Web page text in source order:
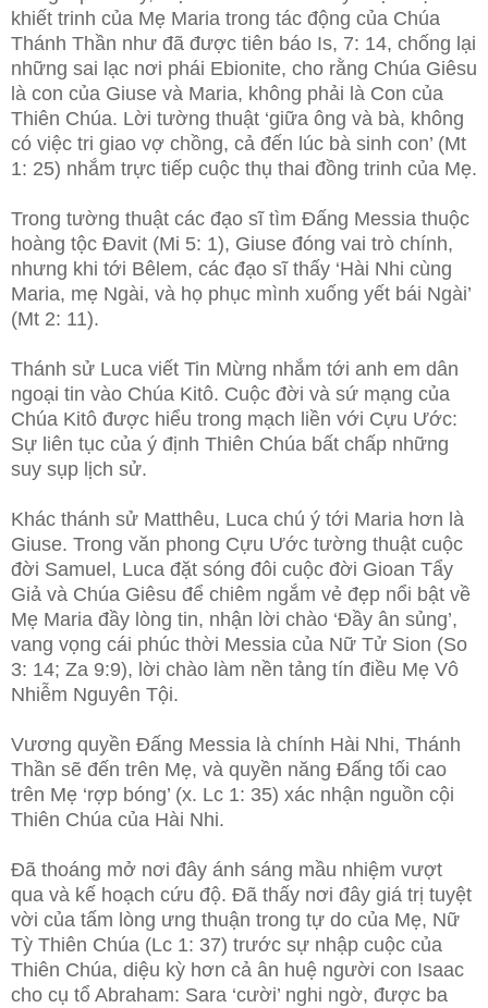
khiết trinh của Mẹ Maria trong tác động của Chúa
Thánh Thần như đã được tiên báo Is, 7: 14, chống lại
những sai lạc nơi phái Ebionite, cho rằng Chúa Giêsu
là con của Giuse và Maria, không phải là Con của
Thiên Chúa. Lời tường thuật ‘giữa ông và bà, không
có việc tri giao vợ chồng, cả đến lúc bà sinh con’ (Mt
1: 25) nhắm trực tiếp cuộc thụ thai đồng trinh của Mẹ.
Trong tường thuật các đạo sĩ tìm Đấng Messia thuộc
hoàng tộc Đavit (Mi 5: 1), Giuse đóng vai trò chính,
nhưng khi tới Bêlem, các đạo sĩ thấy ‘Hài Nhi cùng
Maria, mẹ Ngài, và họ phục mình xuống yết bái Ngài’
(Mt 2: 11).
Thánh sử Luca viết Tin Mừng nhắm tới anh em dân
ngoại tin vào Chúa Kitô. Cuộc đời và sứ mạng của
Chúa Kitô được hiểu trong mạch liền với Cựu Ước:
Sự liên tục của ý định Thiên Chúa bất chấp những
suy sụp lịch sử.
Khác thánh sử Matthêu, Luca chú ý tới Maria hơn là
Giuse. Trong văn phong Cựu Ước tường thuật cuộc
đời Samuel, Luca đặt sóng đôi cuộc đời Gioan Tẩy
Giả và Chúa Giêsu để chiêm ngắm vẻ đẹp nổi bật về
Mẹ Maria đầy lòng tin, nhận lời chào ‘Đầy ân sủng’,
vang vọng cái phúc thời Messia của Nữ Tử Sion (So
3: 14; Za 9:9), lời chào làm nền tảng tín điều Mẹ Vô
Nhiễm Nguyên Tội.
Vương quyền Đấng Messia là chính Hài Nhi, Thánh
Thần sẽ đến trên Mẹ, và quyền năng Đấng tối cao
trên Mẹ ‘rợp bóng’ (x. Lc 1: 35) xác nhận nguồn cội
Thiên Chúa của Hài Nhi.
Đã thoáng mở nơi đây ánh sáng mầu nhiệm vượt
qua và kế hoạch cứu độ. Đã thấy nơi đây giá trị tuyệt
vời của tấm lòng ưng thuận trong tự do của Mẹ, Nữ
Tỳ Thiên Chúa (Lc 1: 37) trước sự nhập cuộc của
Thiên Chúa, diệu kỳ hơn cả ân huệ người con Isaac
cho cụ tổ Abraham: Sara ‘cười’ nghi ngờ, được ba